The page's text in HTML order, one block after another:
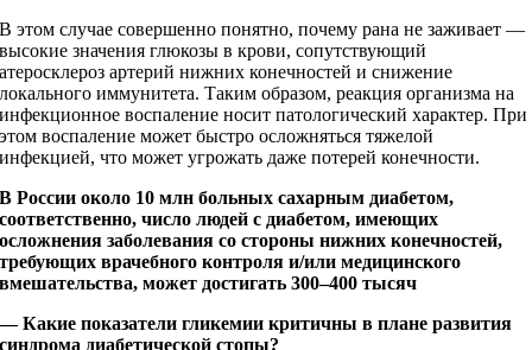
В этом случае совершенно понятно, почему рана не заживает —
высокие значения глюкозы в крови, сопутствующий
атеросклероз артерий нижних конечностей и снижение
локального иммунитета. Таким образом, реакция организма на
инфекционное воспаление носит патологический характер. При
этом воспаление может быстро осложняться тяжелой
инфекцией, что может угрожать даже потерей конечности.
В России около 10 млн больных сахарным диабетом,
соответственно, число людей с диабетом, имеющих
осложнения заболевания со стороны нижних конечностей,
требующих врачебного контроля и/или медицинского
вмешательства, может достигать 300–400 тысяч
— Какие показатели гликемии критичны в плане развития
синдрома диабетической стопы?